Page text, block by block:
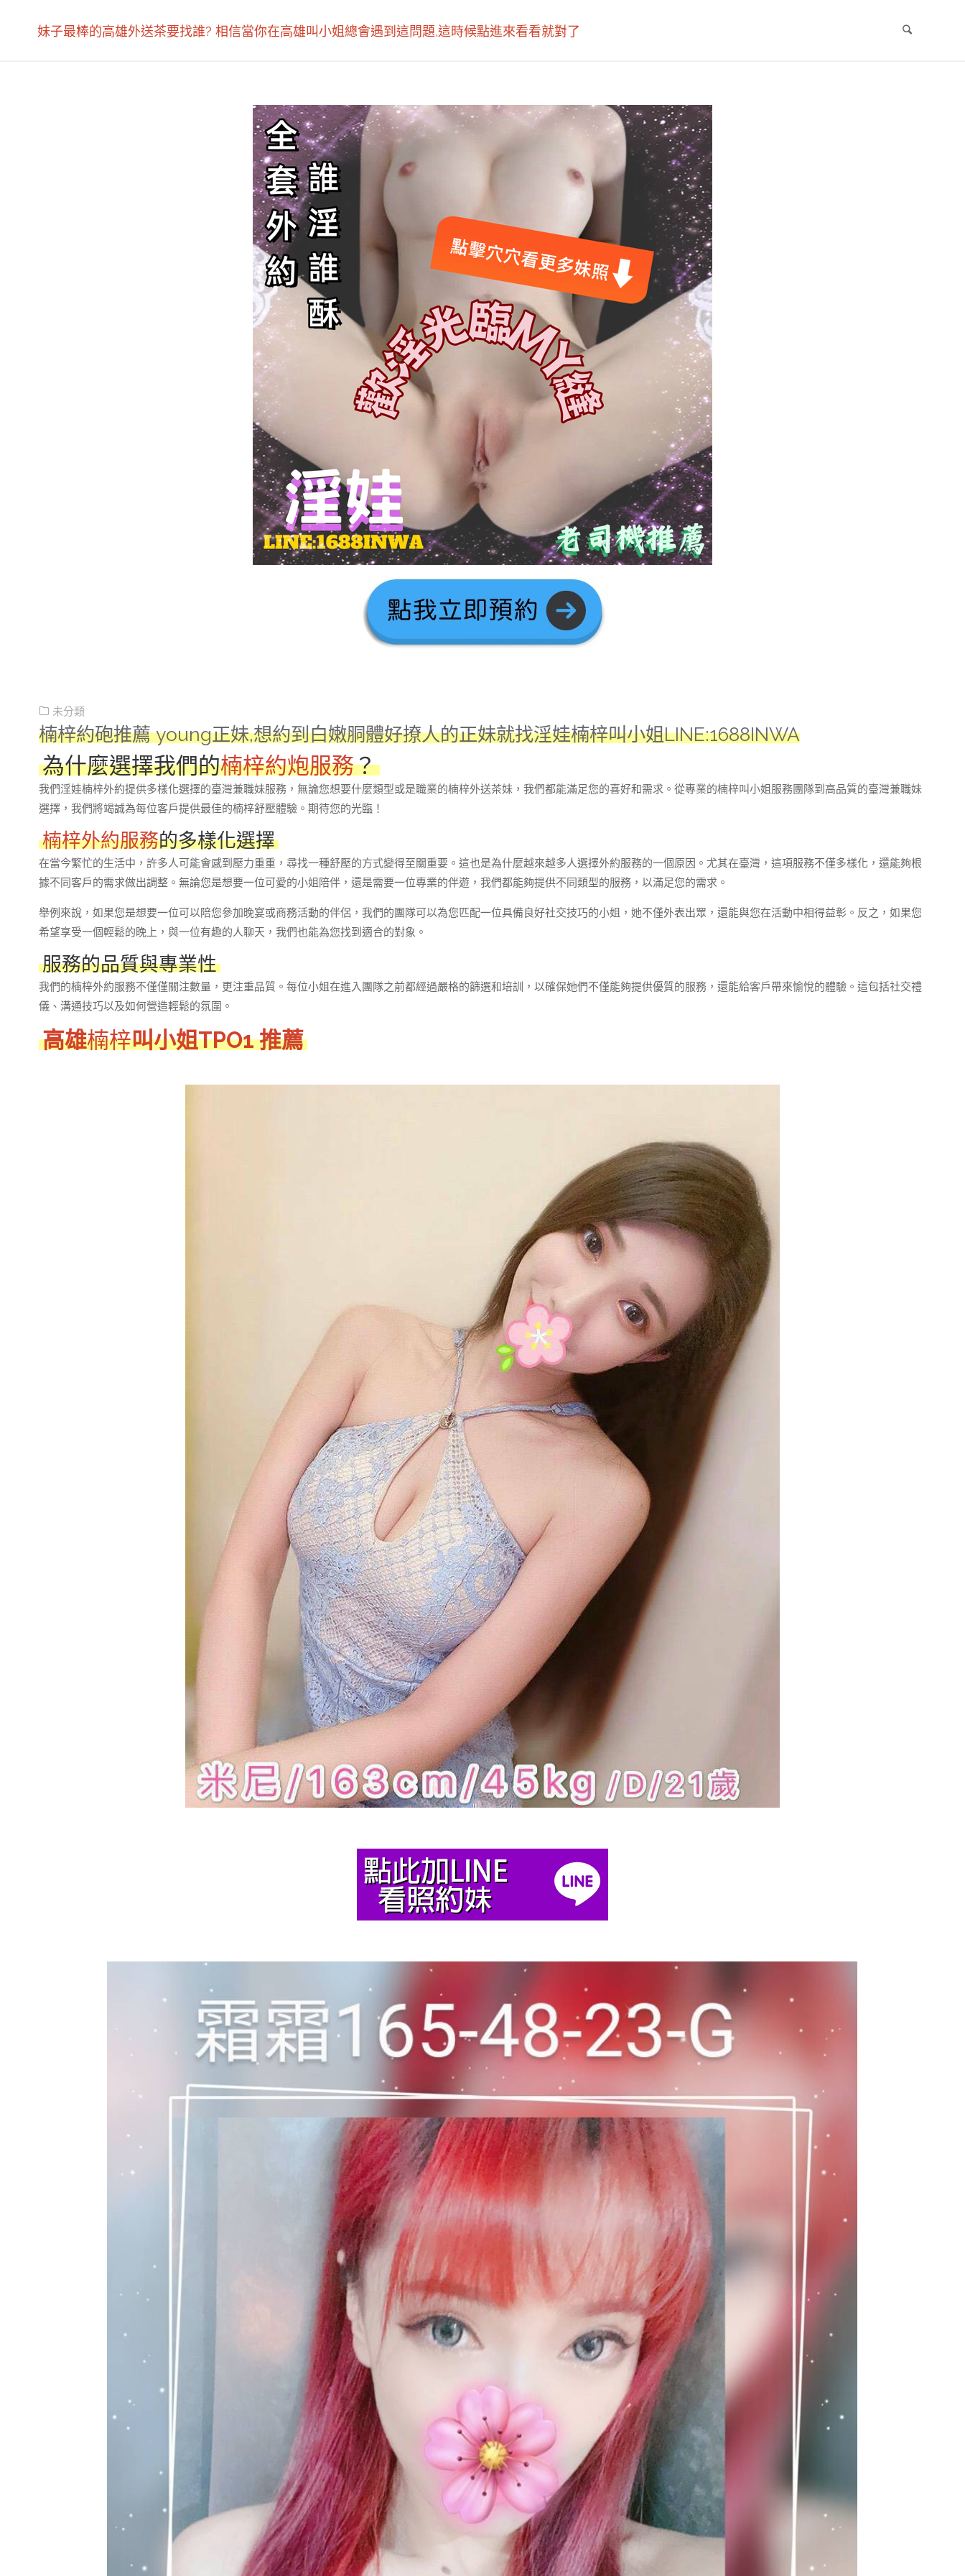
妹子最棒的高雄外送茶要找誰? 相信當你在高雄叫小姐總會遇到這問題,這時候點進來看看就對了
未分類
楠梓約砲推薦 young正妹,想約到白嫩胴體好撩人的正妹就找淫娃楠梓叫小姐LINE:1688INWA
為什麼選擇我們的楠梓約炮服務？
我們淫娃楠梓外約提供多樣化選擇的臺灣兼職妹服務，無論您想要什麼類型或是職業的楠梓外送茶妹，我們都能滿足您的喜好和需求。從專業的楠梓叫小姐服務團隊到高品質的臺灣兼職妹
選擇，我們將竭誠為每位客戶提供最佳的楠梓舒壓體驗。期待您的光臨！
楠梓外約服務的多樣化選擇
在當今繁忙的生活中，許多人可能會感到壓力重重，尋找一種舒壓的方式變得至關重要。這也是為什麼越來越多人選擇外約服務的一個原因。尤其在臺灣，這項服務不僅多樣化，還能夠根
據不同客戶的需求做出調整。無論您是想要一位可愛的小姐陪伴，還是需要一位專業的伴遊，我們都能夠提供不同類型的服務，以滿足您的需求。
舉例來說，如果您是想要一位可以陪您參加晚宴或商務活動的伴侶，我們的團隊可以為您匹配一位具備良好社交技巧的小姐，她不僅外表出眾，還能與您在活動中相得益彰。反之，如果您
希望享受一個輕鬆的晚上，與一位有趣的人聊天，我們也能為您找到適合的對象。
服務的品質與專業性
我們的楠梓外約服務不僅僅關注數量，更注重品質。每位小姐在進入團隊之前都經過嚴格的篩選和培訓，以確保她們不僅能夠提供優質的服務，還能給客戶帶來愉悅的體驗。這包括社交禮
儀、溝通技巧以及如何營造輕鬆的氛圍。
高雄楠梓叫小姐TPO1 推薦